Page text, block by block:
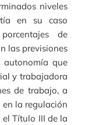
niveles
en su caso
de
las previsiones
que
y trabajadora
de trabajo, a
la regulación
Título III de la